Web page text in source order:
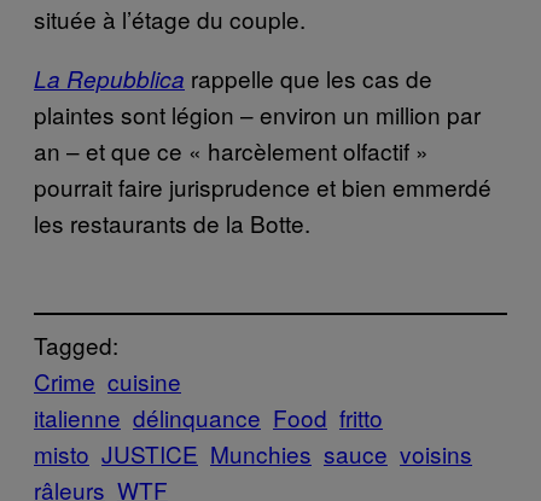
située à l’étage du couple.
La Repubblica rappelle que les cas de
plaintes sont légion – environ un million par
an – et que ce « harcèlement olfactif »
pourrait faire jurisprudence et bien emmerdé
les restaurants de la Botte.
Tagged:
Crime cuisine
italienne délinquance Food fritto
misto JUSTICE Munchies sauce voisins
râleurs WTF